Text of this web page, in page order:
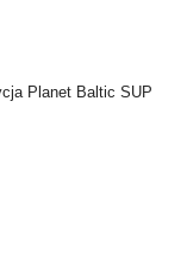
Planet Baltic SUP